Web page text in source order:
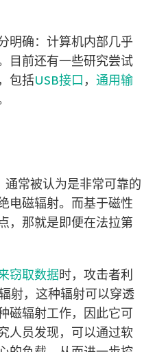
明确：计算机内部几乎
目前还有一些研究尝试
包括USB接口 ， 通用输
常被认为是非常可靠的
电磁辐射。而基于磁性
，那就是即便在法拉第
窃取数据时，攻击者利
射，这种辐射可以穿透
磁辐射工作，因此它可
人员发现，可以通过软